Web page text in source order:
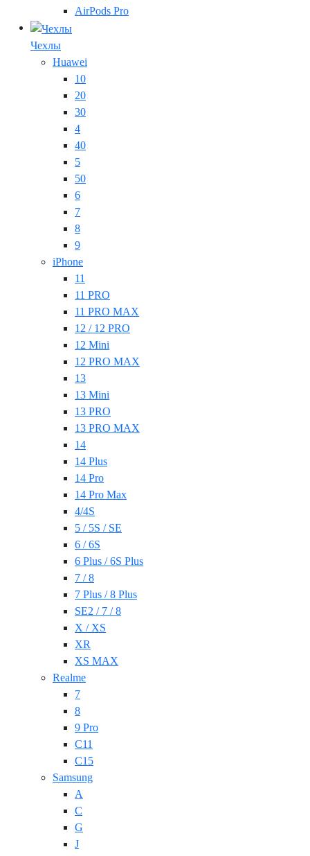
AirPods Pro
Чехлы
Huawei
10
20
30
4
40
5
50
6
7
8
9
iPhone
11
11 PRO
11 PRO MAX
12 / 12 PRO
12 Mini
12 PRO MAX
13
13 Mini
13 PRO
13 PRO MAX
14
14 Plus
14 Pro
14 Pro Max
4/4S
5 / 5S / SE
6 / 6S
6 Plus / 6S Plus
7 / 8
7 Plus / 8 Plus
SE2 / 7 / 8
X / XS
XR
XS MAX
Realme
7
8
9 Pro
C11
C15
Samsung
A
C
G
J